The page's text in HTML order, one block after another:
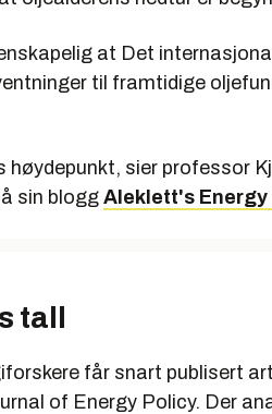
at Det
til framtidige
høydepunkt, sier professor
sin bloggAleklett's Energy
tall
får snart publisert
of Energy Policy. Der